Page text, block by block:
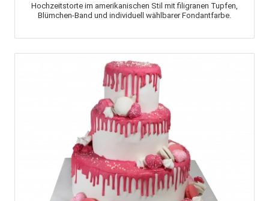
Hochzeitstorte im amerikanischen Stil mit filigranen Tupfen,
Blümchen-Band und individuell wählbarer Fondantfarbe.